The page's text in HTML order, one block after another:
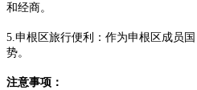
和经商。
5.申根区旅行便利：作为申根区成员
势。
注意事项：